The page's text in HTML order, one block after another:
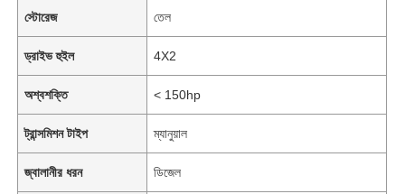
স্টোরেজ তেল
ড্রাইভ হুইল 4X2
অশ্বশক্তি < 150hp
ট্রান্সমিশন টাইপ ম্যানুয়াল
জ্বালানীর ধরন ডিজেল